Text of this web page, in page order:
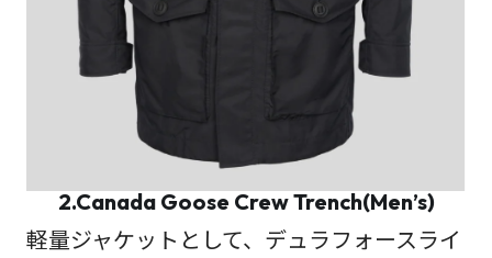
2.Canada Goose Crew Trench(Men’s)
軽量ジャケットとして、デュラフォースライ